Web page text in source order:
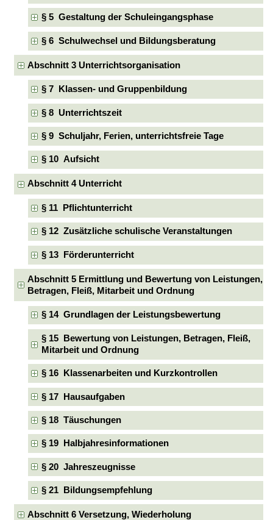
§ 5 Gestaltung der Schuleingangsphase
§ 6 Schulwechsel und Bildungsberatung
Abschnitt 3 Unterrichtsorganisation
§ 7 Klassen- und Gruppenbildung
§ 8 Unterrichtszeit
§ 9 Schuljahr, Ferien, unterrichtsfreie Tage
§ 10 Aufsicht
Abschnitt 4 Unterricht
§ 11 Pflichtunterricht
§ 12 Zusätzliche schulische Veranstaltungen
§ 13 Förderunterricht
Abschnitt 5 Ermittlung und Bewertung von Leistungen,
Betragen, Fleiß, Mitarbeit und Ordnung
§ 14 Grundlagen der Leistungsbewertung
§ 15 Bewertung von Leistungen, Betragen, Fleiß,
Mitarbeit und Ordnung
§ 16 Klassenarbeiten und Kurzkontrollen
§ 17 Hausaufgaben
§ 18 Täuschungen
§ 19 Halbjahresinformationen
§ 20 Jahreszeugnisse
§ 21 Bildungsempfehlung
Abschnitt 6 Versetzung, Wiederholung